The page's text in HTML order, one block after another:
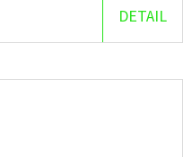
DETAIL